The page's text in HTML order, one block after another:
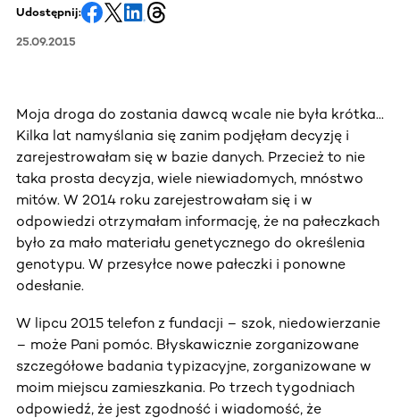
Udostępnij:
25.09.2015
Moja droga do zostania dawcą wcale nie była krótka...
Kilka lat namyślania się zanim podjęłam decyzję i
zarejestrowałam się w bazie danych. Przecież to nie
taka prosta decyzja, wiele niewiadomych, mnóstwo
mitów. W 2014 roku zarejestrowałam się i w
odpowiedzi otrzymałam informację, że na pałeczkach
było za mało materiału genetycznego do określenia
genotypu. W przesyłce nowe pałeczki i ponowne
odesłanie.
W lipcu 2015 telefon z fundacji – szok, niedowierzanie
– może Pani pomóc. Błyskawicznie zorganizowane
szczegółowe badania typizacyjne, zorganizowane w
moim miejscu zamieszkania. Po trzech tygodniach
odpowiedź, że jest zgodność i wiadomość, że